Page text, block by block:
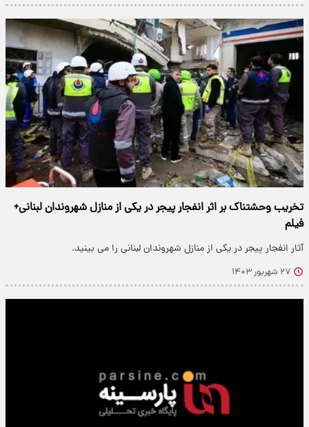
تخریب وحشتناک بر اثر انفجار پیجر در یکی از منازل شهروندان لبنانی+
فیلم
آثار انفجار پیجر در یکی از منازل شهروندان لبنانی را می بینید.
۲۷ شهریور ۱۴۰۳